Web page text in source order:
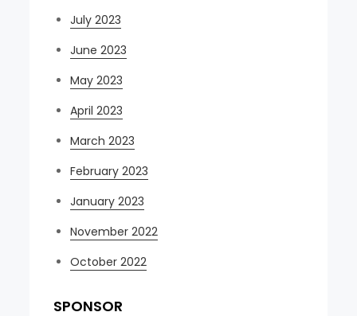
July 2023
June 2023
May 2023
April 2023
March 2023
February 2023
January 2023
November 2022
October 2022
SPONSOR